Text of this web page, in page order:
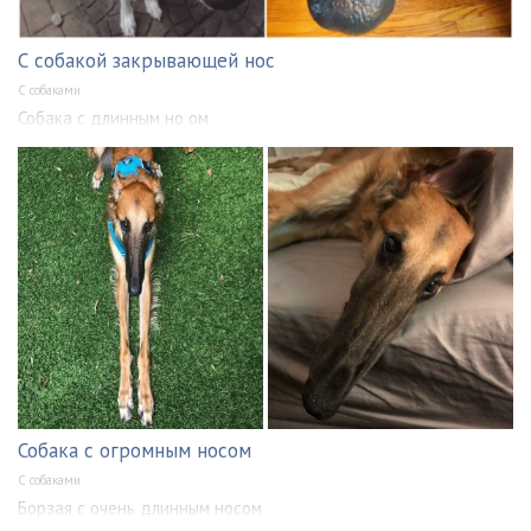
С собакой закрывающей нос
С собаками
Собака с длинным но ом
Собака с огромным носом
С собаками
Борзая с очень длинным носом